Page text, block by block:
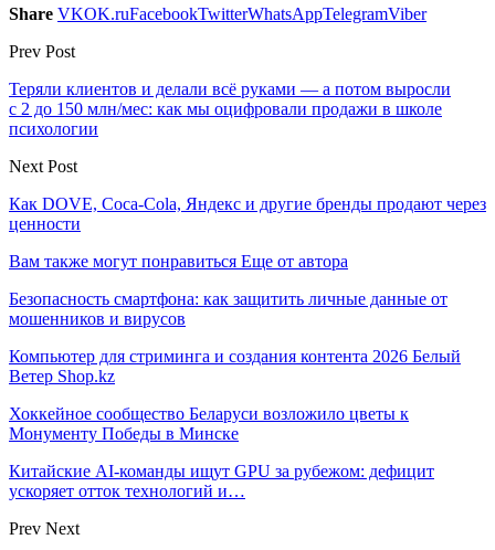
Share VKOK.ruFacebookTwitterWhatsAppTelegramViber
Prev Post
Теряли клиентов и делали всё руками — а потом выросли
с 2 до 150 млн/мес: как мы оцифровали продажи в школе
психологии
Next Post
Как DOVE, Coca-Cola, Яндекс и другие бренды продают через
ценности
Вам также могут понравиться Еще от автора
Безопасность смартфона: как защитить личные данные от
мошенников и вирусов
Компьютер для стриминга и создания контента 2026 Белый
Ветер Shop.kz
Хоккейное сообщество Беларуси возложило цветы к
Монументу Победы в Минске
Китайские AI-команды ищут GPU за рубежом: дефицит
ускоряет отток технологий и…
Prev Next